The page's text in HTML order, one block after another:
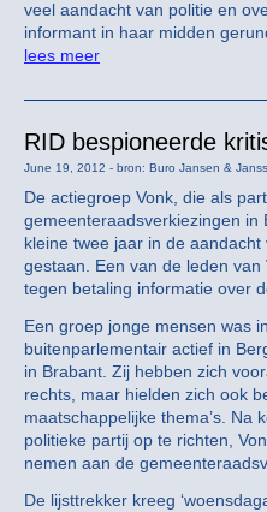
veel aandacht van politie en
informant in haar midden
lees meer
RID bespioneerde
June 19, 2012 - bron: Buro Jansen &
De actiegroep Vonk, die als
gemeenteraadsverkiezingen in
kleine twee jaar in de
gestaan. Een van de leden
tegen betaling informatie over
Een groep jonge mensen was
buitenparlementair actief in
in Brabant. Zij hebben zich
rechts, maar hielden zich ook
maatschappelijke thema’s. Na
politieke partij op te richten,
nemen aan de
De lijsttrekker kreeg